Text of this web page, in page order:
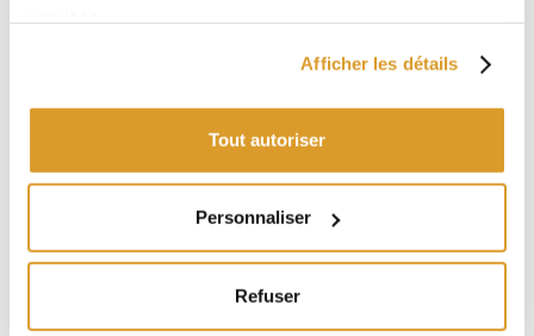
Afficher les détails
Tout autoriser
Personnaliser
Refuser